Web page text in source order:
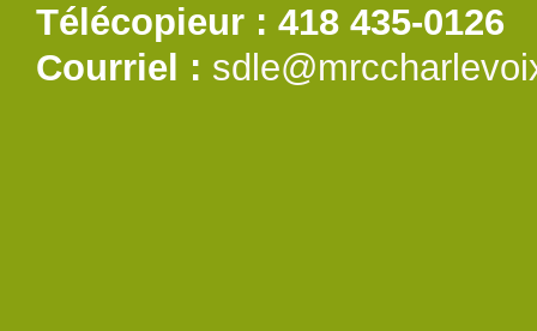
Télécopieur : 418 435-0126
Courriel :